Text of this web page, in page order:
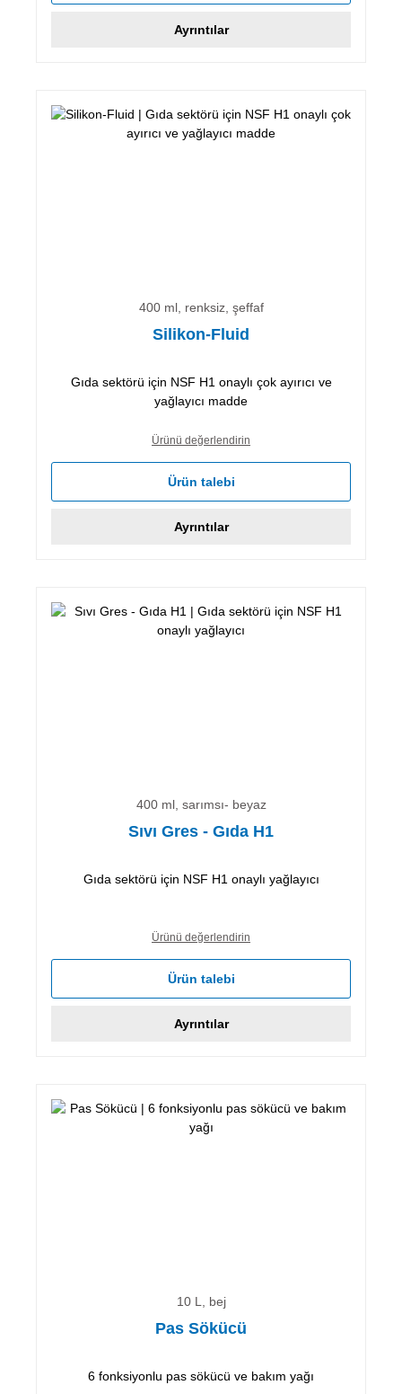
Ayrıntılar
400 ml, renksiz, şeffaf
Silikon-Fluid
Gıda sektörü için NSF H1 onaylı çok ayırıcı ve
yağlayıcı madde
Ürünü değerlendirin
Ürün talebi
Ayrıntılar
400 ml, sarımsı- beyaz
Sıvı Gres - Gıda H1
Gıda sektörü için NSF H1 onaylı yağlayıcı
Ürünü değerlendirin
Ürün talebi
Ayrıntılar
10 L, bej
Pas Sökücü
6 fonksiyonlu pas sökücü ve bakım yağı